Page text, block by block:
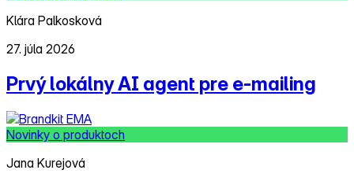
Klára Palkosková
27. júla 2026
Prvý lokálny AI agent pre e‑mailing
Novinky o produktoch
Jana Kurejová